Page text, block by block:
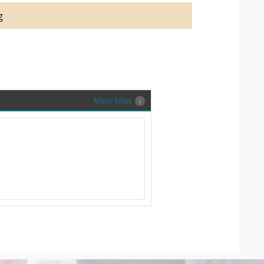
auch richtig in Szene zu setzen,
Trauringe-EFES Tragetasche inkl.
Sendung zu schützen und
Mehr Infos